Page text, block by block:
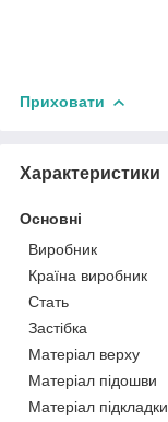
Приховати
Характеристики
Основні
Виробник
Країна виробник
Стать
Застібка
Матеріал верху
Матеріал підошви
Матеріал підкладки